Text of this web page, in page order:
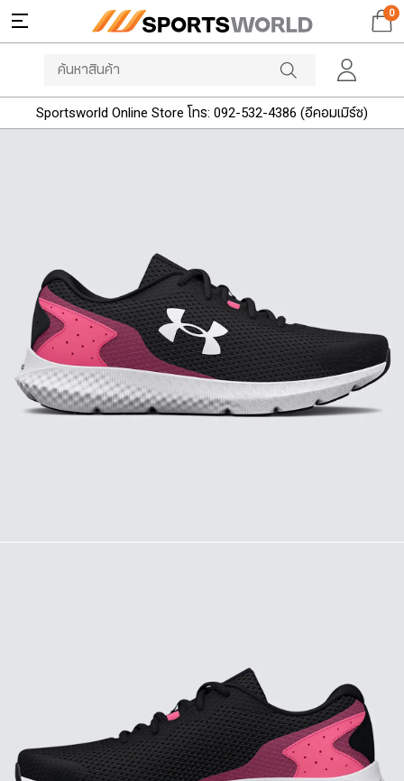
0
Sportsworld Online Store โทร: 092-532-4386 (อีคอมเมิร์ซ)